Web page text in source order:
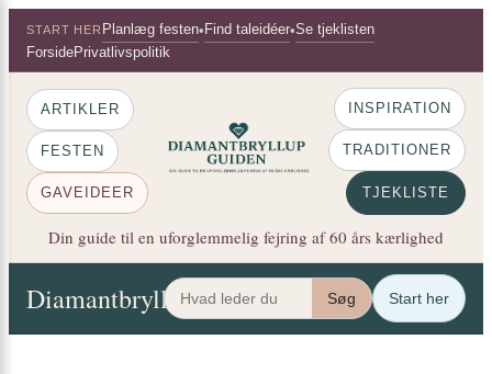
Spring
indhold
START HER Planlæg festen• Find taleidéer•Se tjeklisten
ForsidePrivatlivspolitik
ARTIKLER
FESTEN
GAVEIDEER
INSPIRATION
TRADITIONER
TJEKLISTE
Din guide til en uforglemmelig fejring af 60 års kærlighed
Diamantbryllup Guiden Artikler Festen
Søg Start her